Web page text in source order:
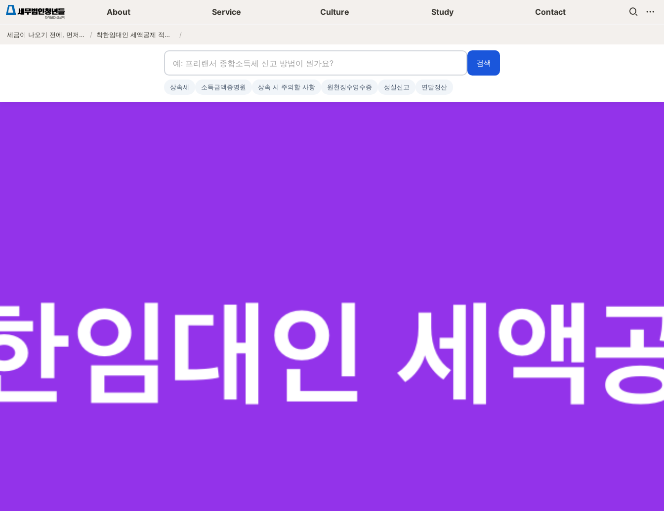
About Service Culture Study Contact
세금이 나오기 전에, 먼저 연락하는 세무법인 / 착한임대인 세액공제 적용 요건과 신청 방법 /
세무가이드 콘텐츠 기장상담신청 청년들 일상
검색
상속세 소득금액증명원 상속 시 주의할 사항 원천징수영수증 성실신고 연말정산